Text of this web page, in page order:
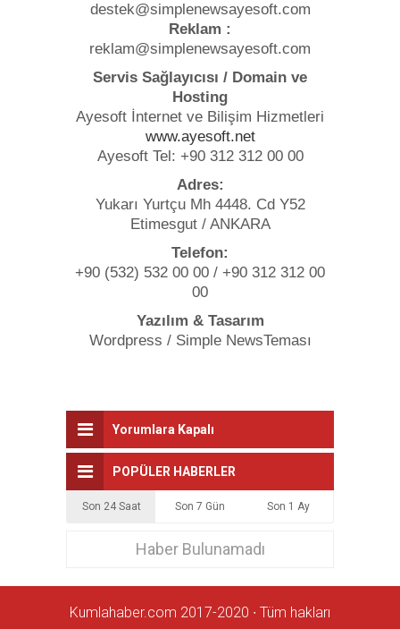
destek@simplenewsayesoft.com
Reklam :
reklam@simplenewsayesoft.com
Servis Sağlayıcısı / Domain ve
Hosting
Ayesoft İnternet ve Bilişim Hizmetleri
www.ayesoft.net
Ayesoft Tel: +90 312 312 00 00
Adres:
Yukarı Yurtçu Mh 4448. Cd Y52
Etimesgut / ANKARA
Telefon:
+90 (532) 532 00 00 / +90 312 312 00
00
Yazılım & Tasarım
Wordpress / Simple NewsTeması
Yorumlara Kapalı
POPÜLER HABERLER
Son 24 Saat Son 7 Gün Son 1 Ay
Haber Bulunamadı
Kumlahaber.com 2017-2020 ∙ Tüm hakları